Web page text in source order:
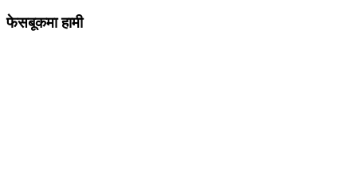
फेसबूकमा हामी